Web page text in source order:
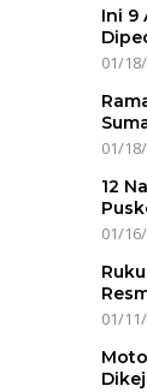
Ini 9
01/
01/
12
01/
01/